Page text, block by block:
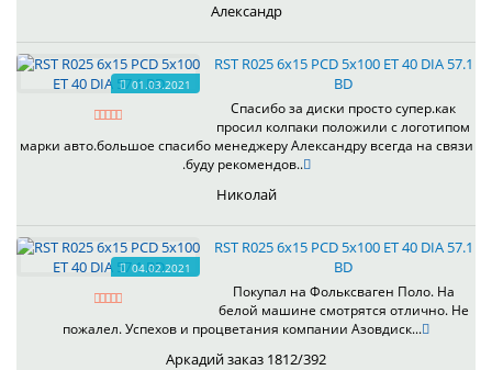
Александр
01.03.2021
RST R025 6x15 PCD 5x100 ET 40 DIA 57.1
BD
Спасибо за диски просто супер.как
просил колпаки положили с логотипом
марки авто.большое спасибо менеджеру Александру всегда на связи
.буду рекомендов..
Николай
04.02.2021
RST R025 6x15 PCD 5x100 ET 40 DIA 57.1
BD
Покупал на Фольксваген Поло. На
белой машине смотрятся отлично. Не
пожалел. Успехов и процветания компании Азовдиск...
Аркадий заказ 1812/392